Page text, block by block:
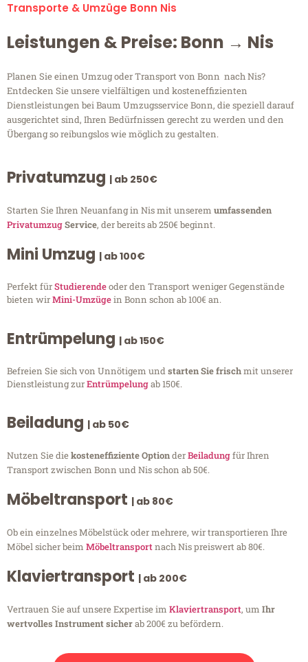
Transporte & Umzüge Bonn Nis
Leistungen & Preise: Bonn → Nis
Planen Sie einen Umzug oder Transport von Bonn nach Nis?
Entdecken Sie unsere vielfältigen und kosteneffizienten
Dienstleistungen bei Baum Umzugsservice Bonn, die speziell darauf
ausgerichtet sind, Ihren Bedürfnissen gerecht zu werden und den
Übergang so reibungslos wie möglich zu gestalten.
Privatumzug | ab 250€
Starten Sie Ihren Neuanfang in Nis mit unserem umfassenden
PrivatumzugService, der bereits ab 250€ beginnt.
Mini Umzug | ab 100€
Perfekt fürStudierendeoder den Transport weniger Gegenstände
bieten wirMini-Umzügein Bonn schon ab 100€ an.
Entrümpelung | ab 150€
Befreien Sie sich von Unnötigem undstarten Sie frischmit unserer
Dienstleistung zurEntrümpelungab 150€.
Beiladung | ab 50€
Nutzen Sie diekosteneffiziente OptionderBeiladungfür Ihren
Transport zwischen Bonn und Nis schon ab 50€.
Möbeltransport | ab 80€
Ob ein einzelnes Möbelstück oder mehrere, wir transportieren Ihre
Möbel sicher beim Möbeltransportnach Nis preiswert ab 80€.
Klaviertransport | ab 200€
Vertrauen Sie auf unsere Expertise im Klaviertransport, um Ihr
wertvolles Instrument sicherab 200€ zu befördern.